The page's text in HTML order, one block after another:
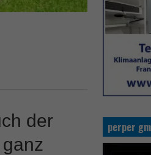
der
perper